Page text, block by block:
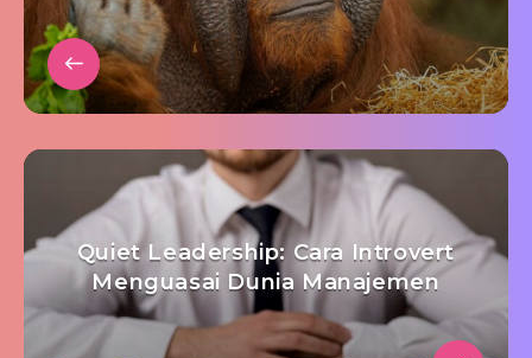
Quiet Leadership: Cara Introvert
Menguasai Dunia Manajemen